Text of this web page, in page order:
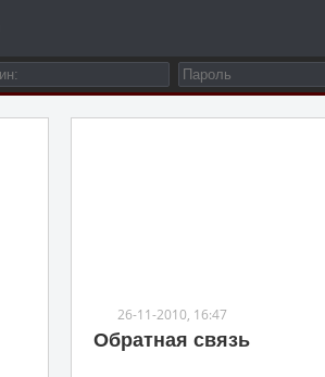
26-11-2010, 16:47
Обратная связь